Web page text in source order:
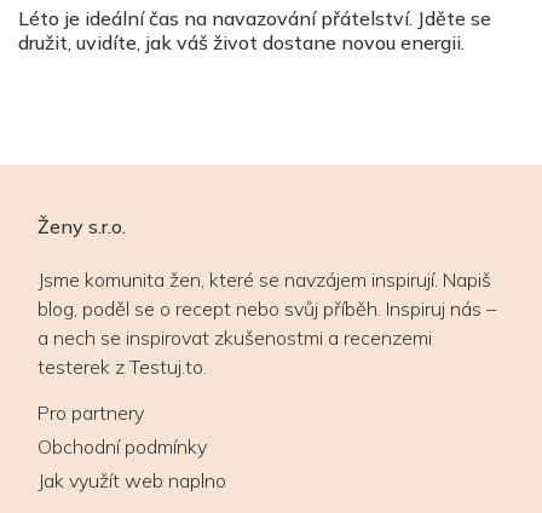
Léto je ideální čas na navazování přátelství. Jděte se
družit, uvidíte, jak váš život dostane novou energii.
Ženy s.r.o.
Jsme komunita žen, které se navzájem inspirují. Napiš
blog, poděl se o recept nebo svůj příběh. Inspiruj nás –
a nech se inspirovat zkušenostmi a recenzemi
testerek z Testuj.to.
Pro partnery
Obchodní podmínky
Jak využít web naplno